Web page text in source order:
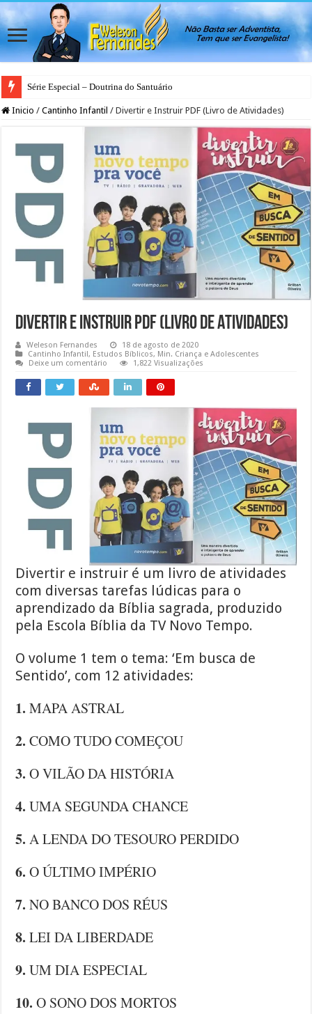
Série Especial – Doutrina do Santuário
Inicio / Cantinho Infantil / Divertir e Instruir PDF (Livro de Atividades)
Divertir e Instruir PDF (Livro de Atividades)
Weleson Fernandes
18 de agosto de 2020
Cantinho Infantil, Estudos Bíblicos, Min. Criança e Adolescentes
Deixe um comentário
1,822 Visualizações
Divertir e instruir é um livro de atividades
com diversas tarefas lúdicas para o
aprendizado da Bíblia sagrada, produzido
pela Escola Bíblia da TV Novo Tempo.
O volume 1 tem o tema: ‘Em busca de
Sentido’, com 12 atividades:
1. MAPA ASTRAL
2. COMO TUDO COMEÇOU
3. O VILÃO DA HISTÓRIA
4. UMA SEGUNDA CHANCE
5. A LENDA DO TESOURO PERDIDO
6. O ÚLTIMO IMPÉRIO
7. NO BANCO DOS RÉUS
8. LEI DA LIBERDADE
9. UM DIA ESPECIAL
10. O SONO DOS MORTOS